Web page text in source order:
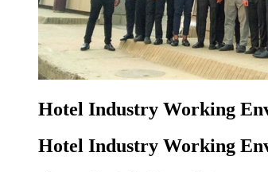
Hotel Industry Working
Hotel Industry Working